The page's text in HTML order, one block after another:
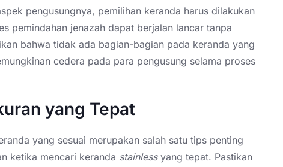
pengusungnya, pemilihan keranda harus dilakukan
pemindahan jenazah dapat berjalan lancar tanpa
bahwa tidak ada bagian-bagian pada keranda yang
cedera pada para pengusung selama proses
yang Tepat
yang sesuai merupakan salah satu tips penting
ketika mencari keranda stainlessyang tepat. Pastikan